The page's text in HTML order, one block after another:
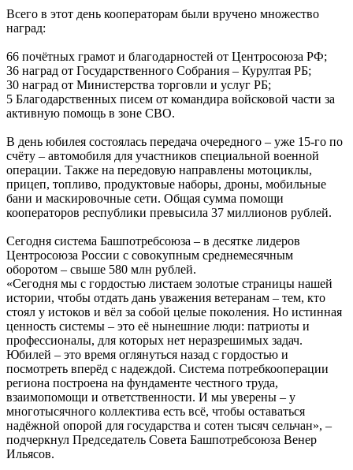
Всего в этот день кооператорам были вручено множество
наград:
66 почётных грамот и благодарностей от Центросоюза РФ;
36 наград от Государственного Собрания – Курултая РБ;
30 наград от Министерства торговли и услуг РБ;
5 Благодарственных писем от командира войсковой части за
активную помощь в зоне СВО.
В день юбилея состоялась передача очередного – уже 15-го по
счёту – автомобиля для участников специальной военной
операции. Также на передовую направлены мотоциклы,
прицеп, топливо, продуктовые наборы, дроны, мобильные
бани и маскировочные сети. Общая сумма помощи
кооператоров республики превысила 37 миллионов рублей.
Сегодня система Башпотребсоюза – в десятке лидеров
Центросоюза России с совокупным среднемесячным
оборотом – свыше 580 млн рублей.
«Сегодня мы с гордостью листаем золотые страницы нашей
истории, чтобы отдать дань уважения ветеранам – тем, кто
стоял у истоков и вёл за собой целые поколения. Но истинная
ценность системы – это её нынешние люди: патриоты и
профессионалы, для которых нет неразрешимых задач.
Юбилей – это время оглянуться назад с гордостью и
посмотреть вперёд с надеждой. Система потребкооперации
региона построена на фундаменте честного труда,
взаимопомощи и ответственности. И мы уверены – у
многотысячного коллектива есть всё, чтобы оставаться
надёжной опорой для государства и сотен тысяч сельчан», –
подчеркнул Председатель Совета Башпотребсоюза Венер
Ильясов.